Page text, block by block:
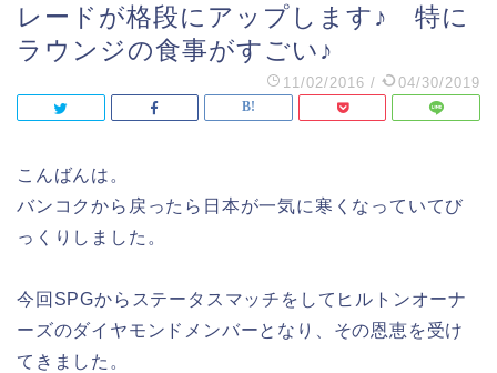
レードが格段にアップします♪ 特に
ラウンジの食事がすごい♪
11/02/2016 / 04/30/2019
こんばんは。
バンコクから戻ったら日本が一気に寒くなっていてび
っくりしました。
今回SPGからステータスマッチをしてヒルトンオーナ
ーズのダイヤモンドメンバーとなり、その恩恵を受け
てきました。